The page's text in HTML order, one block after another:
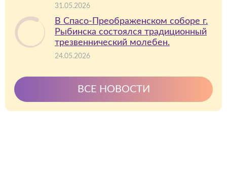
31.05.2026
В Спасо-Преображенском соборе г.
Рыбинска состоялся традиционный
трезвеннический молебен.
24.05.2026
ВСЕ НОВОСТИ